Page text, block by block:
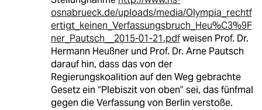
osnabrueck.de/uploads/media/Olympia_rechtf
ertigt_keinen_Verfassungsbruch_Heu%C3%9F
ner_Pautsch__2015-01-21.pdfweisen Prof. Dr.
Hermann Heußner und Prof. Dr. Arne Pautsch
darauf hin, dass das von der
Regierungskoalition auf den Weg gebrachte
Gesetz ein “Plebiszit von oben” sei, das fünfmal
gegen die Verfassung von Berlin verstoße.